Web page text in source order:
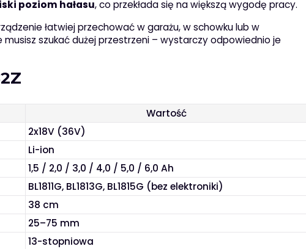
poziom hałasu, co przekłada się na większą wygodę pracy.
łatwiej przechować w garażu, w schowku lub w
szukać dużej przestrzeni – wystarczy odpowiednio je
Wartość
2x18V (36V)
Li-ion
1,5 / 2,0 / 3,0 / 4,0 / 5,0 / 6,0 Ah
BL1811G, BL1813G, BL1815G (bez elektroniki)
38 cm
25–75 mm
13-stopniowa